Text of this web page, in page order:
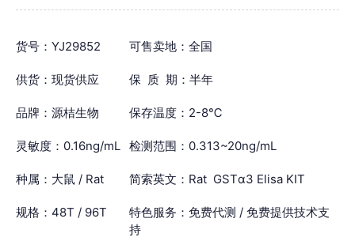
货号：YJ29852 可售卖地：全国
供货：现货供应 保 质 期：半年
品牌：源桔生物 保存温度：2-8℃
灵敏度：0.16ng/mL 检测范围：0.313~20ng/mL
种属：大鼠 / Rat 简索英文：Rat GSTα3 Elisa KIT
规格：48T / 96T
特色服务：免费代测 / 免费提供技术支
持